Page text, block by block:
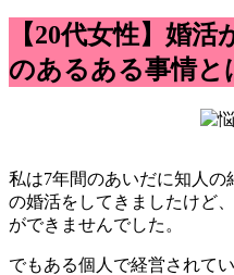
【20代女性】婚
のあるある事情と
私は7年間のあいだに知人
の婚活をしてきましたけど
ができませんでした。
でもある個人で経営されて